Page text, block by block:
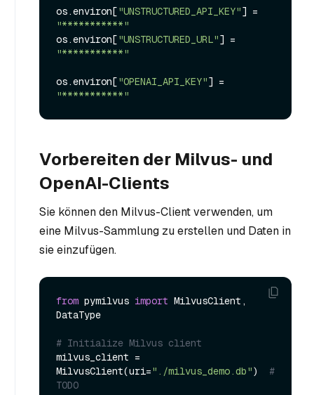
os.environ["UNSTRUCTURED_API_KEY"
"***********"
os.environ["UNSTRUCTURED_URL"
"***********"
os.environ["OPENAI_API_KEY"
"***********"
Vorbereiten der Milvus- und
OpenAI-Clients
Sie können den Milvus-Client verwenden, um
eine Milvus-Sammlung zu erstellen und Daten in
sie einzufügen.
from pymilvus import MilvusClient,
DataType
# Initialize Milvus client
milvus_client =
MilvusClient(uri="./milvus_demo.db") #
TODO